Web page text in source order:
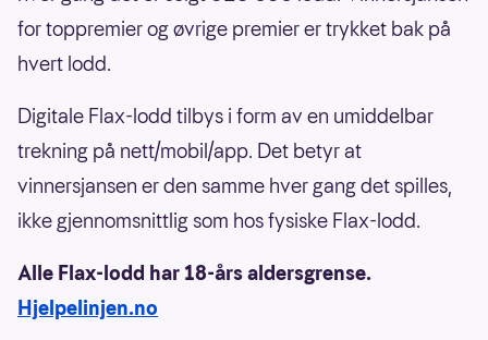
for toppremier og øvrige premier er trykket bak på
hvert lodd.
Digitale Flax-lodd tilbys i form av en umiddelbar
trekning på nett/mobil/app. Det betyr at
vinnersjansen er den samme hver gang det spilles,
ikke gjennomsnittlig som hos fysiske Flax-lodd.
Alle Flax-lodd har 18-års aldersgrense.
Hjelpelinjen.no